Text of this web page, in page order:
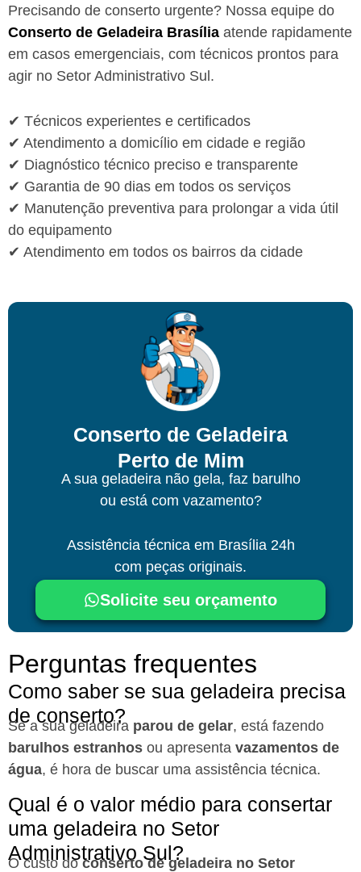
Precisando de conserto urgente? Nossa equipe do
Conserto de Geladeira Brasília atende rapidamente
em casos emergenciais, com técnicos prontos para
agir no Setor Administrativo Sul.
✔ Técnicos experientes e certificados
✔ Atendimento a domicílio em cidade e região
✔ Diagnóstico técnico preciso e transparente
✔ Garantia de 90 dias em todos os serviços
✔ Manutenção preventiva para prolongar a vida útil
do equipamento
✔ Atendimento em todos os bairros da cidade
Conserto de Geladeira
Perto de Mim
A sua geladeira não gela, faz barulho
ou está com vazamento?
Assistência técnica em Brasília24h
com peças originais.
Solicite seu orçamento
Perguntas frequentes
Como saber se sua geladeira precisa
de conserto?
Se a sua geladeira parou de gelar, está fazendo
barulhos estranhos ou apresenta vazamentos de
água, é hora de buscar uma assistência técnica.
Qual é o valor médio para consertar
uma geladeira no Setor
Administrativo Sul?
O custo doconserto de geladeira no Setor